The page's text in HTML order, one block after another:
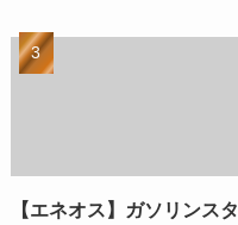
【エネオス】ガソリンスタ